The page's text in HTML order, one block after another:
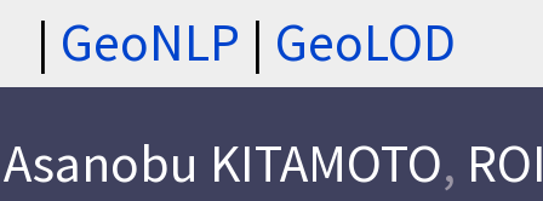
| GeoNLP | GeoLOD
Asanobu KITAMOTO,